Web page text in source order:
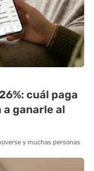
cuál paga
a ganarle al
y muchas personas